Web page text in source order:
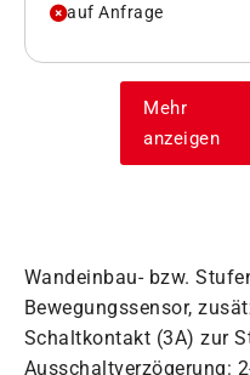
auf Anfrage
Mehr
anzeigen
Wandeinbau- bzw.
Bewegungssensor,
Schaltkontakt (3A) zur
Ausschaltverzögerung: